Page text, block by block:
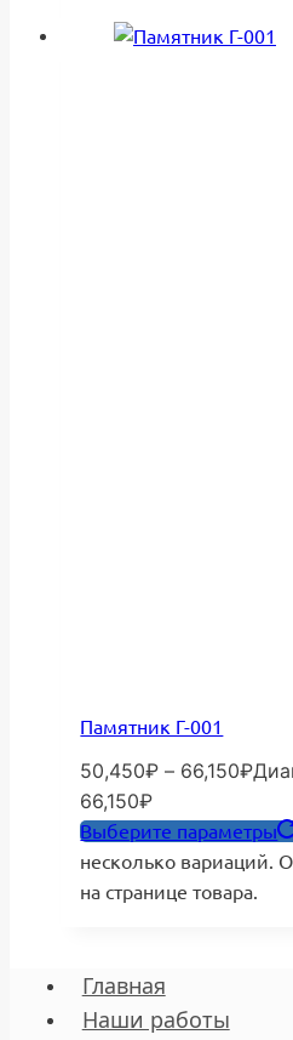
Памятник Г-001
50,450₽ – 66,150₽
66,150₽
Выберите параметры
несколько вариаций.
на странице товара.
Главная
Наши работы